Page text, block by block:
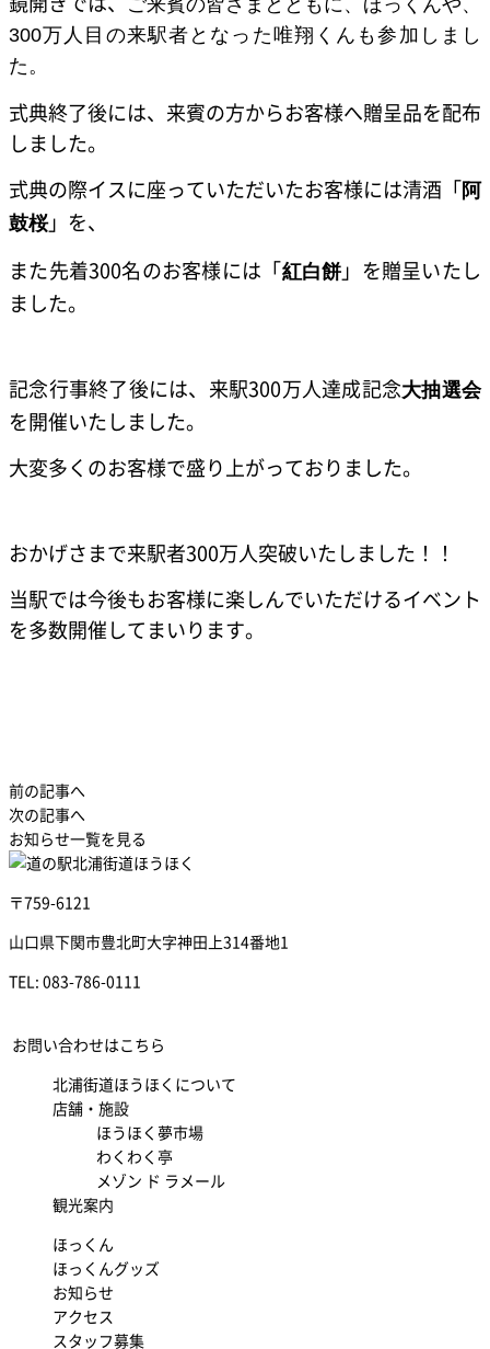
ご来賓の皆さまとともに、ほっくんや、
300万人目の来駅者となった唯翔くんも参加しまし
た。
式典終了後には、来賓の方からお客様へ贈呈品を配布
しました。
式典の際イスに座っていただいたお客様には清酒「阿
鼓桜」を、
また先着300名のお客様には「紅白餅 」を贈呈いたし
ました。
記念行事終了後には、来駅300万人達成記念大抽選会
を開催いたしました。
大変多くのお客様で盛り上がっておりました。
おかげさまで来駅者300万人突破いたしました！！
当駅では今後もお客様に楽しんでいただけるイベント
を多数開催してまいります。
前の記事へ
次の記事へ
お知らせ一覧を見る
〒759-6121
山口県下関市豊北町大字神田上314番地1
TEL: 083-786-0111
お問い合わせはこちら
北浦街道ほうほくについて
店舗・施設
ほうほく夢市場
わくわく亭
メゾン ド ラメール
観光案内
ほっくん
ほっくんグッズ
お知らせ
アクセス
スタッフ募集